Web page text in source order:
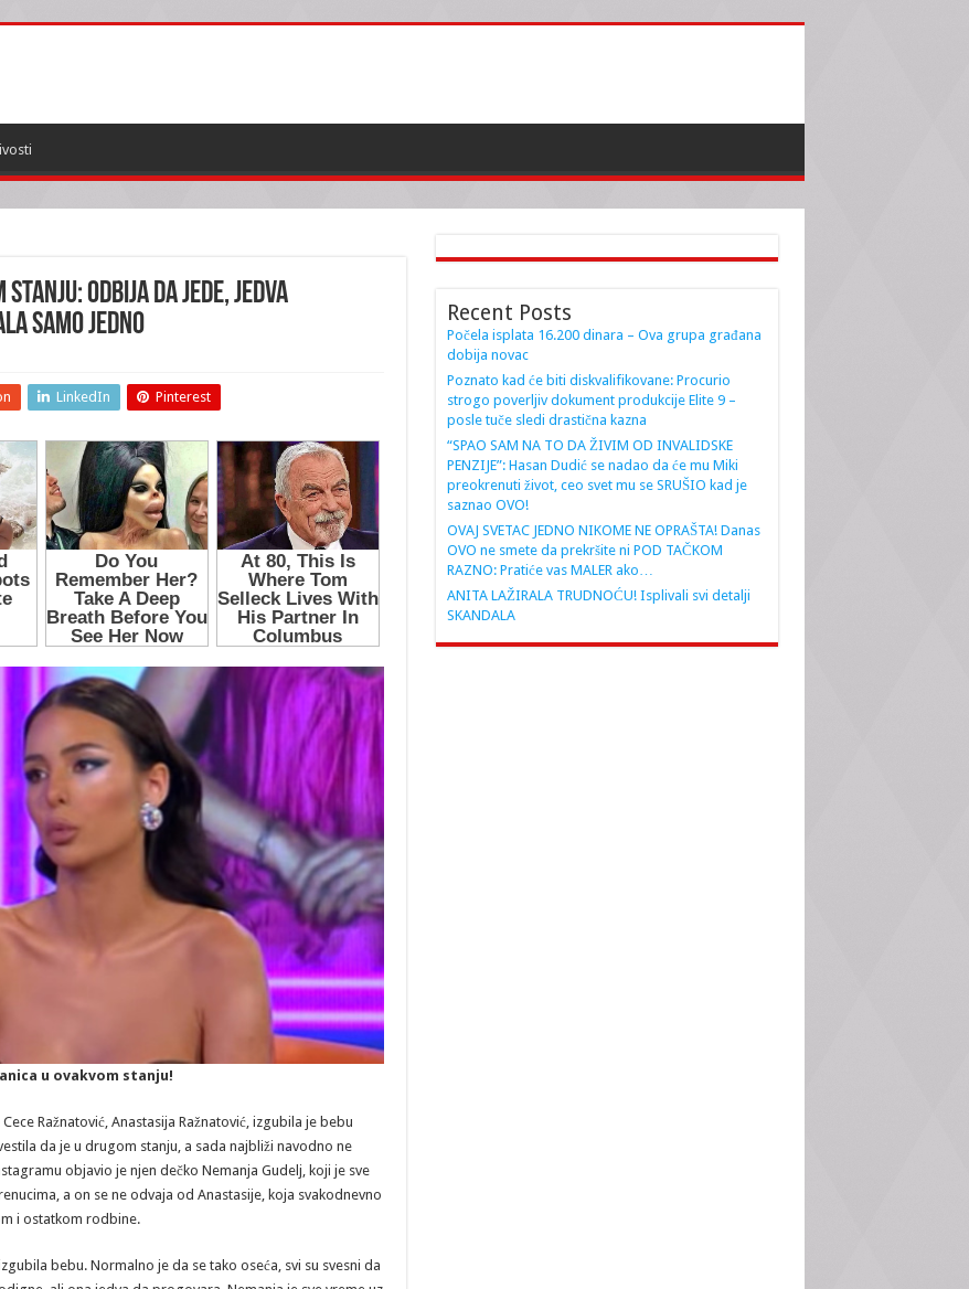
STANJU: Odbija da jede, jedva
samo JEDNO
LinkedIn Pinterest
u ovakvom stanju!
Ražnatović, Anastasija Ražnatović, izgubila je bebu
da je u drugom stanju, a sada najbliži navodno ne
objavio je njen dečko Nemanja Gudelj, koji je sve
a on se ne odvaja od Anastasije, koja svakodnevno
i ostatkom rodbine.
bebu. Normalno je da se tako oseća, svi su svesni da
Recent Posts
Počela isplata 16.200 dinara – Ova grupa građana
dobija novac
Poznato kad će biti diskvalifikovane: Procurio
strogo poverljiv dokument produkcije Elite 9 –
posle tuče sledi drastična kazna
“SPAO SAM NA TO DA ŽIVIM OD INVALIDSKE
PENZIJE”: Hasan Dudić se nadao da će mu Miki
preokrenuti život, ceo svet mu se SRUŠIO kad je
saznao OVO!
OVAJ SVETAC JEDNO NIKOME NE OPRAŠTA! Danas
OVO ne smete da prekršite ni POD TAČKOM
RAZNO: Pratiće vas MALER ako…
ANITA LAŽIRALA TRUDNOĆU! Isplivali svi detalji
SKANDALA